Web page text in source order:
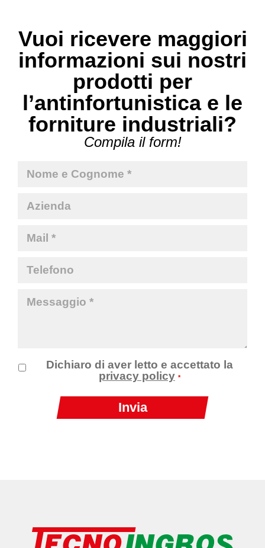
Vuoi ricevere maggiori
informazioni sui nostri
prodotti per
l’antinfortunistica e le
forniture industriali?
Compila il form!
Dichiaro di aver letto e accettato la
privacy policy *